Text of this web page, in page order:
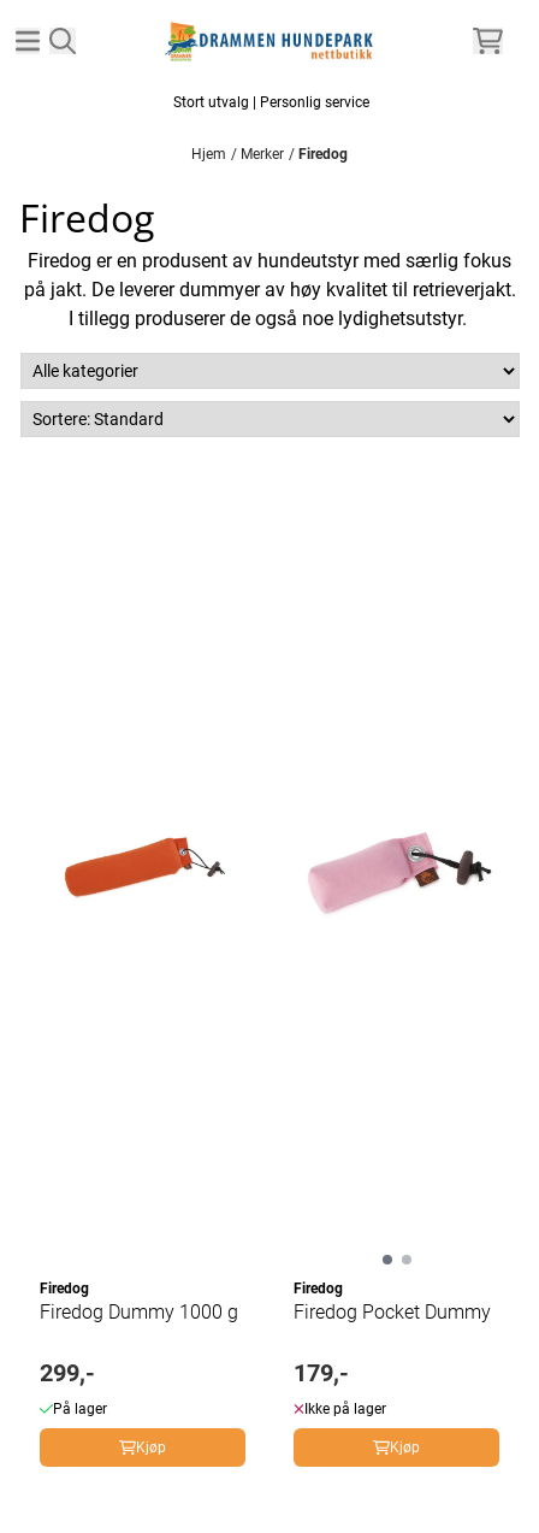
Hopp til innhold
Stort utvalg | Personlig service
Hjem / Merker / Firedog
Firedog
Firedog er en produsent av hundeutstyr med særlig fokus
på jakt. De leverer dummyer av høy kvalitet til retrieverjakt.
I tillegg produserer de også noe lydighetsutstyr.
Firedog
Firedog Dummy 1000 g
299,-
På lager
Kjøp
Firedog
Firedog Pocket Dummy
179,-
Ikke på lager
Kjøp